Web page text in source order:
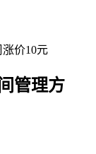
价10元
管理方